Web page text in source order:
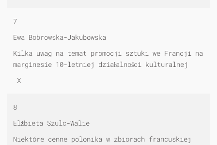
7
Ewa Bobrowska-Jakubowska
Kilka uwag na temat promocji sztuki we Francji na
marginesie 1 0-letniej działalności kulturalnej
X
8
Elżbieta Szulc-Walie
Niektóre cenne polonika w zbiorach francuskiej